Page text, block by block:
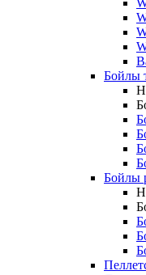
Бойлы
Бойлы